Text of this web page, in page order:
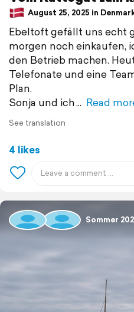
August 25, 2025 in
Ebeltoft gefällt uns echt
morgen noch einkaufen,
den Betrieb machen.
Telefonate und eine
Plan.
Sonja und ich
Read
See translation
4 likes
Sommer